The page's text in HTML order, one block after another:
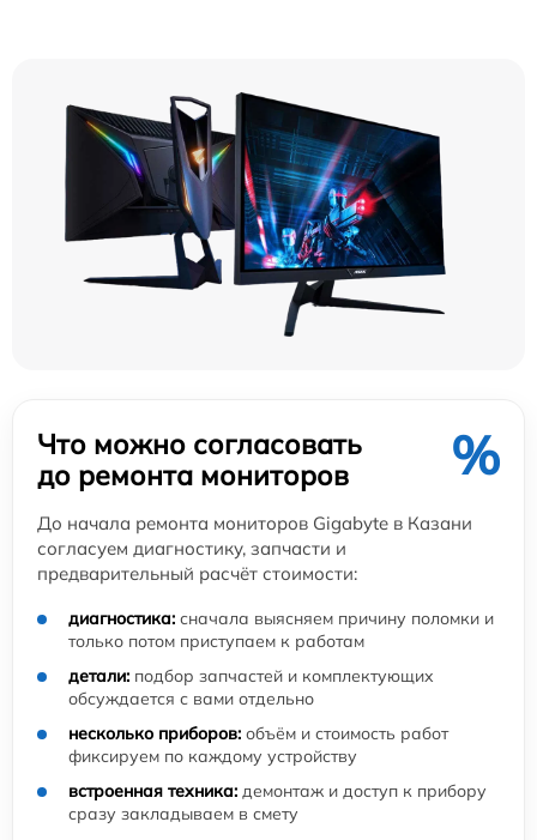
Что можно согласовать
до ремонта мониторов
%
До начала ремонта мониторов Gigabyte в Казани
согласуем диагностику, запчасти и
предварительный расчёт стоимости:
диагностика: сначала выясняем причину поломки и
только потом приступаем к работам
детали: подбор запчастей и комплектующих
обсуждается с вами отдельно
несколько приборов: объём и стоимость работ
фиксируем по каждому устройству
встроенная техника: демонтаж и доступ к прибору
сразу закладываем в смету